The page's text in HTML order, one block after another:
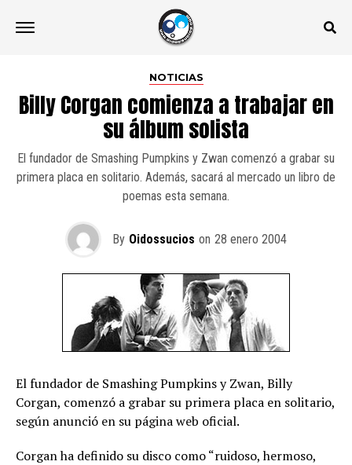
NOTICIAS
Billy Corgan comienza a trabajar en
su álbum solista
El fundador de Smashing Pumpkins y Zwan comenzó a grabar su
primera placa en solitario. Además, sacará al mercado un libro de
poemas esta semana.
By Oidossucios on 28 enero 2004
El fundador de Smashing Pumpkins y Zwan, Billy
Corgan, comenzó a grabar su primera placa en solitario,
según anunció en su página web oficial.
Corgan ha definido su disco como “ruidoso, hermoso,